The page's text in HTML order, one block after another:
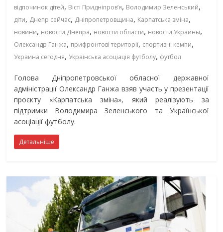
відпочинок дітей, Вісті Придніпровʼя, Володимир Зеленський,
діти, Днепр сейчас, Дніпропетровщина, Карпатська зміна,
новини, новости Днепра, новости области, новости Украины,
Олександр Ганжа, прифронтові території, спортивні кемпи,
Украина сегодня, Українська асоціація футболу, футбол
ГоловаДніпропетровської обласної державної
адміністрації Олександр Ганжа взяв участь у презентації
проєкту «Карпатська зміна», який реалізують за
підтримки Володимира Зеленського та Української
асоціації футболу.
Детальніше